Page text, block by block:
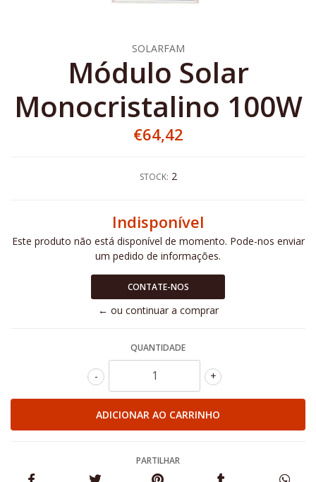
SOLARFAM
Módulo Solar
Monocristalino 100W
€64,42
STOCK: 2
Indisponível
Este produto não está disponível de momento. Pode-nos enviar
um pedido de informações.
CONTATE-NOS
← ou continuar a comprar
QUANTIDADE
+
-
PARTILHAR